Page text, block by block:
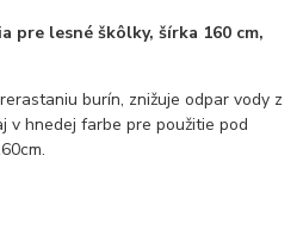
pre lesné škôlky, šírka 160 cm,
burín, znižuje odpar vody z
v hnedej farbe pre použitie pod